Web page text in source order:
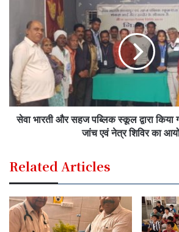
सेवा भारती और सहज पब्लिक स्कूल द्वारा किया
जांच एवं नेत्र शिविर का
Related Articles